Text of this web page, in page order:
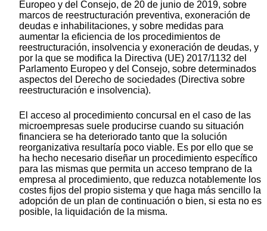
Europeo y del Consejo, de 20 de junio de 2019, sobre
marcos de reestructuración preventiva, exoneración de
deudas e inhabilitaciones, y sobre medidas para
aumentar la eficiencia de los procedimientos de
reestructuración, insolvencia y exoneración de deudas, y
por la que se modifica la Directiva (UE) 2017/1132 del
Parlamento Europeo y del Consejo, sobre determinados
aspectos del Derecho de sociedades (Directiva sobre
reestructuración e insolvencia).
El acceso al procedimiento concursal en el caso de las
microempresas suele producirse cuando su situación
financiera se ha deteriorado tanto que la solución
reorganizativa resultaría poco viable. Es por ello que se
ha hecho necesario diseñar un procedimiento específico
para las mismas que permita un acceso temprano de la
empresa al procedimiento, que reduzca notablemente los
costes fijos del propio sistema y que haga más sencillo la
adopción de un plan de continuación o bien, si esta no es
posible, la liquidación de la misma.